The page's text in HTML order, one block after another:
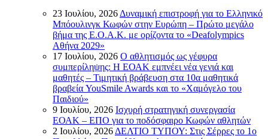
23 Ιουλίου, 2026 Δυναμική επιστροφή για το Ελληνικό
Μπόουλινγκ Κωφών στην Ευρώπη – Πρώτο μεγάλο
βήμα της Ε.Ο.Α.Κ. με ορίζοντα το «Deafolympics
Αθήνα 2029»
17 Ιουλίου, 2026 Ο αθλητισμός ως γέφυρα
συμπερίληψης: Η ΕΟΑΚ εμπνέει νέα γενιά και
μαθητές – Τιμητική βράβευση στα 10α μαθητικά
βραβεία YouSmile Awards και το «Χαμόγελο του
Παιδιού»
9 Ιουλίου, 2026 Ισχυρή στρατηγική συνεργασία
ΕΟΑΚ – ΕΠΟ για το ποδόσφαιρο Κωφών αθλητών
2 Ιουλίου, 2026 ΔΕΛΤΙΟ ΤΥΠΟΥ: Στις Σέρρες το 1ο